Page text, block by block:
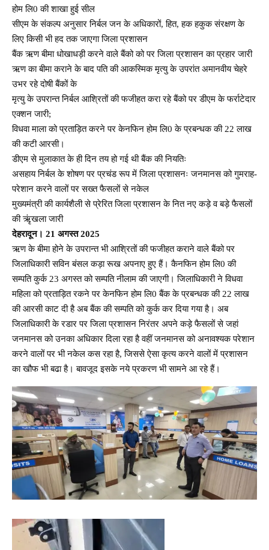
होम लि0 की शाखा हुई सील
सीएम के संकल्प अनुसार निर्बल जन के अधिकारों, हित, हक हकुक संरक्षण के
लिए किसी भी हद तक जाएगा जिला प्रशासन
बैंक ऋण बीमा धोखाधड़ी करने वाले बैंको को पर जिला प्रशासन का प्रहार जारी
ऋण का बीमा कराने के बाद पति की आकस्मिक मृत्यु के उपरांत अमानवीय चेहरे
उभर रहे दोषी बैंकों के
मृत्यु के उपरान्त निर्बल आश्रितों की फजीहत करा रहे बैंको पर डीएम के फर्राटेदार
एक्शन जारी;
विधवा माला को प्रताड़ित करने पर केनफिन होम लि0 के प्रबन्धक की 22 लाख
की कटी आरसी।
डीएम से मुलाकात के ही दिन तय हो गई थी बैंक की नियतिः
असहाय निर्बल के शोषण पर प्रचंड रूप में जिला प्रशासनः जनमानस को गुमराह-
परेशान करने वालों पर सख्त फैसलों से नकेल
मुख्यमंत्री की कार्यशैली से प्रेरित जिला प्रशासन के नित नए कड़े व बड़े फैसलों
की ऋृंखला जारी
देहरादून। 21 अगस्त 2025
ऋण के बीमा होने के उपरान्त भी आश्रितों की फजीहत कराने वाले बैंको पर
जिलाधिकारी सविन बंसल कड़ा रूख अपनाए हुए हैं। कैनफिन होम लि0 की
सम्पति कुर्क 23 अगस्त को सम्पति नीलाम की जाएगी। जिलाधिकारी ने विधवा
महिला को प्रताड़ित रकने पर केनफिन होम लि0 बैंक के प्रबन्धक की 22 लाख
की आरसी काट दी है अब बैंक की सम्पति को कुर्क कर दिया गया है। अब
जिलाधिकारी के रडार पर जिला प्रशासन निरंतर अपने कड़े फैसलों से जहां
जनमानस को उनका अधिकार दिला रहा है वहीं जनमानस को अनावश्यक परेशान
करने वालों पर भी नकेल कस रहा है, जिससे ऐसा कृत्य करने वालों में प्रशासन
का खौफ भी बढा है। बावजूद इसके नये प्रकरण भी सामने आ रहे हैं।